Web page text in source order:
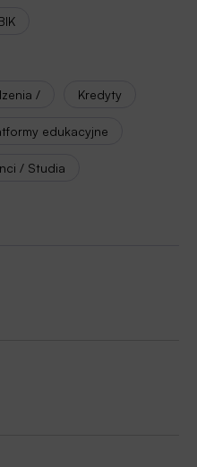
/ Kredyty
edukacyjne
/ Studia